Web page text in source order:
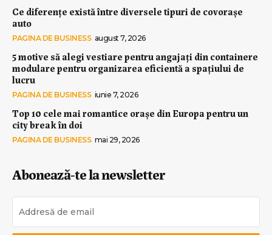
Ce diferențe există între diversele tipuri de covorașe
auto
PAGINA DE BUSINESS august 7, 2026
5 motive să alegi vestiare pentru angajați din containere
modulare pentru organizarea eficientă a spațiului de
lucru
PAGINA DE BUSINESS iunie 7, 2026
Top 10 cele mai romantice orașe din Europa pentru un
city break în doi
PAGINA DE BUSINESS mai 29, 2026
Abonează-te la newsletter